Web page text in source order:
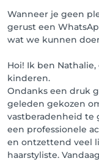
Wanneer je geen
gerust een
wat we kunnen
Hoi! Ik ben
kinderen.
Ondanks een druk
geleden gekozen
vastberadenheid te
een professionele
en ontzettend veel
haarstyliste.